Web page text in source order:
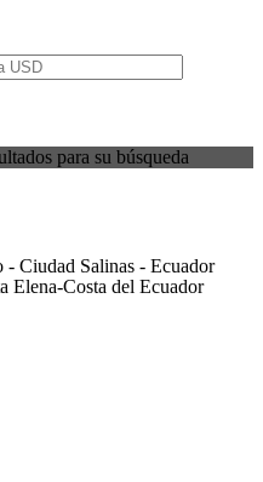
para su búsqueda
Ciudad Salinas - Ecuador
Elena-Costa del Ecuador